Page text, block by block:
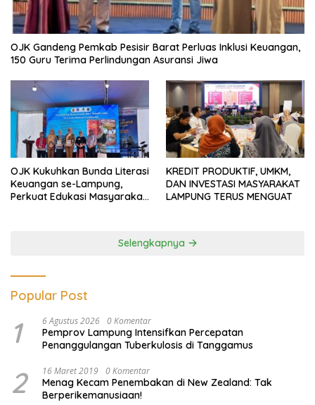
OJK Gandeng Pemkab Pesisir Barat Perluas Inklusi Keuangan,
150 Guru Terima Perlindungan Asuransi Jiwa
OJK Kukuhkan Bunda Literasi
Keuangan se-Lampung,
Perkuat Edukasi Masyarakat
KREDIT PRODUKTIF, UMKM,
DAN INVESTASI MASYARAKAT
LAMPUNG TERUS MENGUAT
Selengkapnya
Popular Post
1 6 Agustus 2026 0 Komentar
Pemprov Lampung Intensifkan Percepatan
Penanggulangan Tuberkulosis di Tanggamus
2 16 Maret 2019 0 Komentar
Menag Kecam Penembakan di New Zealand: Tak
Berperikemanusiaan!